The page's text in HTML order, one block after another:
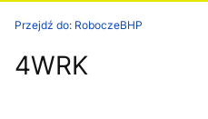
Przejdź do: RoboczeBHP
4WRK